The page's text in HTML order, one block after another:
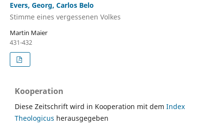
Evers, Georg, Carlos Belo
Stimme eines vergessenen Volkes
Martin Maier
431-432
Kooperation
Diese Zeitschrift wird in Kooperation mit dem Index
Theologicus herausgegeben